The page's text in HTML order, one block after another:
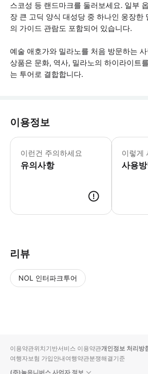
스코성 등 랜드마크를 둘러보세요. 일부
장 큰 고딕 양식 대성당 중 하나인 웅장한
의 가이드 관람도 포함되어 있습니다.
예술 애호가와 밀라노를 처음 방문하는
상품은 문화, 역사, 밀라노의 하이라이트
는 투어로 결합합니다.
이용정보
이런건 주의하세요
유의사항
예약 시 신
이렇게
사용방
리뷰
NOL 인터파크투어
입니
다.
순
상
이용약관위치기반서비스 이용약관개인정보 처리방
여행자보험 가입안내여행약관분쟁해결기준
(주)놀유니버스 사업자 정보